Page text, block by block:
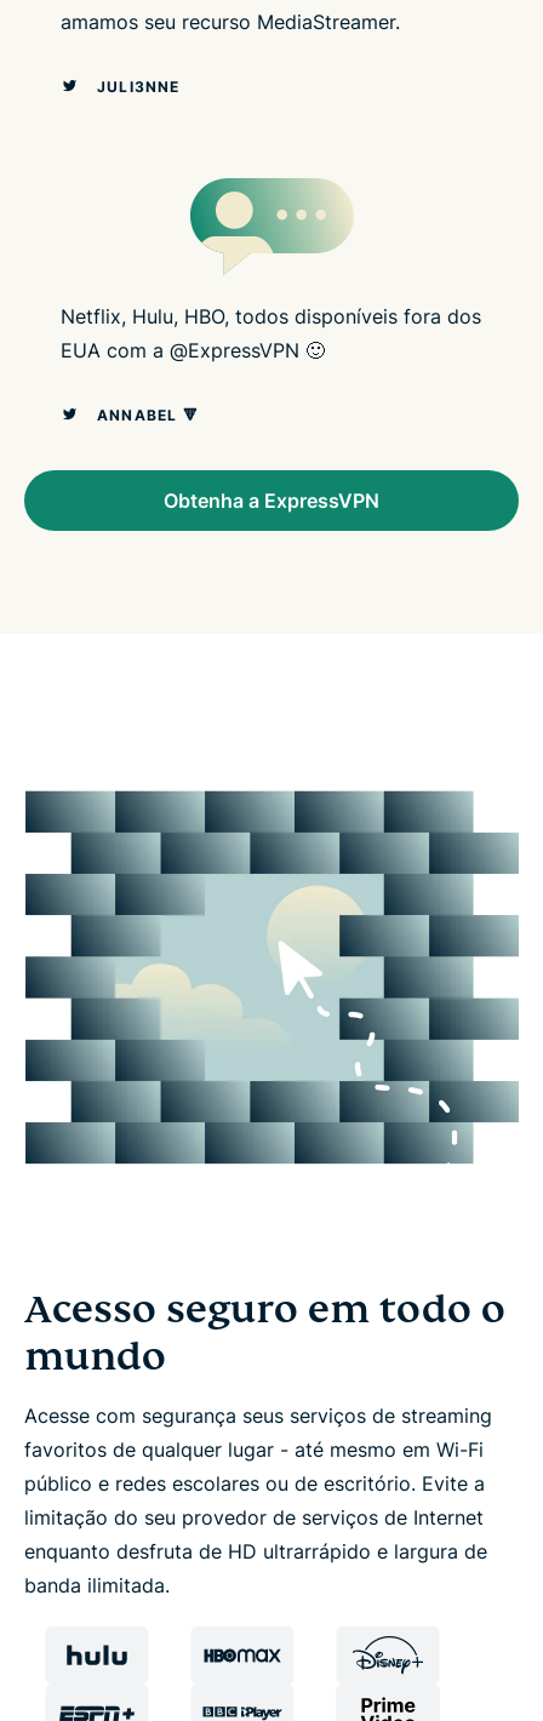
amamos seu recurso MediaStreamer.
JULI3NNE
Netflix, Hulu, HBO, todos disponíveis fora dos
EUA com a @ExpressVPN 🙂
ANNABEL 🔻
Obtenha a ExpressVPN
Acesso seguro em todo o
mundo
Acesse com segurança seus serviços de streaming
favoritos de qualquer lugar - até mesmo em Wi-Fi
público e redes escolares ou de escritório. Evite a
limitação do seu provedor de serviços de Internet
enquanto desfruta de HD ultrarrápido e largura de
banda ilimitada.